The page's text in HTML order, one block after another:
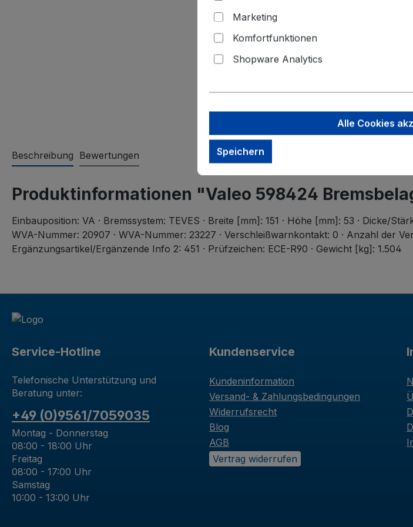
Beschreibung Bewertungen
Produktinformationen "Valeo 598424
Einbauposition: VA · Bremssystem: TEVES · Breite [mm]: 151 · Höhe [mm]: 53 · Dicke/
WVA-Nummer: 20907 · WVA-Nummer: 23227 · Verschleißwarnkontakt: 0 · Anzahl der
Ergänzungsartikel/Ergänzende Info 2: 451 · Prüfzeichen: ECE-R90 · Gewicht [kg]: 1.504
Service-Hotline
Telefonische Unterstützung und
Beratung unter:
+49 (0)9561/7059035
Montag - Donnerstag
08:00 - 18:00 Uhr
Freitag
08:00 - 17:00 Uhr
Samstag
10:00 - 13:00 Uhr
Kundenservice
Kundeninformation
Versand- & Zahlungsbedingungen
Widerrufsrecht
Blog
AGB
Vertrag widerrufen
Marketing
Komfortfunktionen
Shopware Analytics
Alle Cookies
Speichern